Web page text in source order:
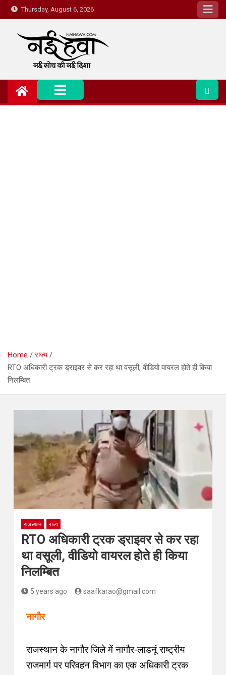
Thursday, August 6, 2026
Nai Hawa
Home
राज्य
RTO अधिकारी ट्रक ड्राइवर से कर रहा था वसूली, वीडियो वायरल होते ही किया
निलम्बित
राजस्थान राज्य
RTO अधिकारी ट्रक ड्राइवर से कर रहा
था वसूली, वीडियो वायरल होते ही किया
निलम्बित
5 years ago saafkarao@gmail.com
नागौर
राजस्थान के नागौर जिले मेंनागौर-लाडनूं राष्ट्रीय
राजमार्ग परपरिवहन विभाग का एक अधिकारी ट्रक